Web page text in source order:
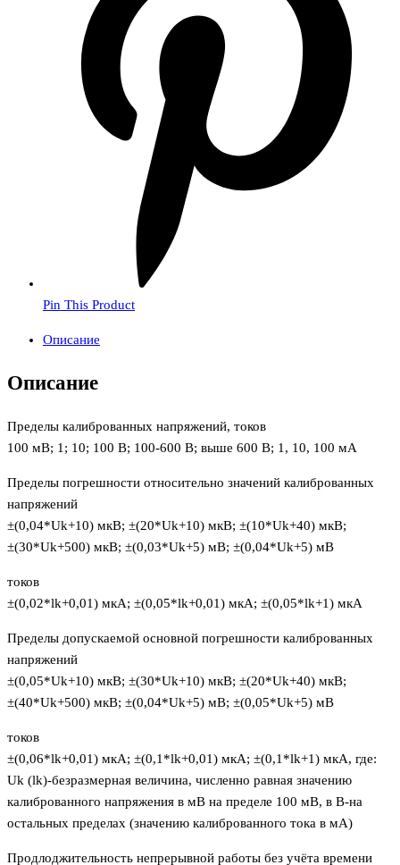
Pin This Product
Описание
Описание
Пределы калиброванных напряжений, токов
100 мВ; 1; 10; 100 В; 100-600 В; выше 600 В; 1, 10, 100 мА
Пределы погрешности относительно значений калиброванных
напряжений
±(0,04*Uk+10) мкВ; ±(20*Uk+10) мкВ; ±(10*Uk+40) мкВ;
±(30*Uk+500) мкВ; ±(0,03*Uk+5) мВ; ±(0,04*Uk+5) мВ
токов
±(0,02*lk+0,01) мкА; ±(0,05*lk+0,01) мкА; ±(0,05*lk+1) мкА
Пределы допускаемой основной погрешности калиброванных
напряжений
±(0,05*Uk+10) мкВ; ±(30*Uk+10) мкВ; ±(20*Uk+40) мкВ;
±(40*Uk+500) мкВ; ±(0,04*Uk+5) мВ; ±(0,05*Uk+5) мВ
токов
±(0,06*lk+0,01) мкА; ±(0,1*lk+0,01) мкА; ±(0,1*lk+1) мкА, где:
Uk (lk)-безразмерная величина, численно равная значению
калиброванного напряжения в мВ на пределе 100 мВ, в В-на
остальных пределах (значению калиброванного тока в мА)
Продлоджительность непрерывной работы без учёта времени